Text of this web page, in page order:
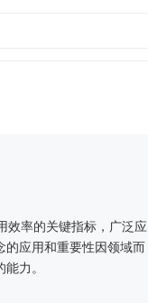
效率的关键指标，广泛应
的应用和重要性因领域而
力。